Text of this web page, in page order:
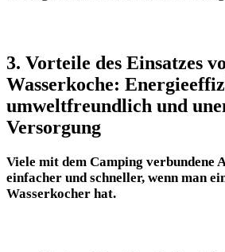
3. Vorteile des Einsatzes
Wasserkoche:‌
umweltfreundlich ⁣und
Versorgung
Viele mit‍ dem Camping verbundene
einfacher und schneller, wenn man
Wasserkocher‌ hat.